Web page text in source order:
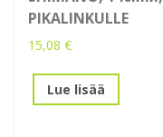
PIKALINKULLE
15,08 €
Lue lisää